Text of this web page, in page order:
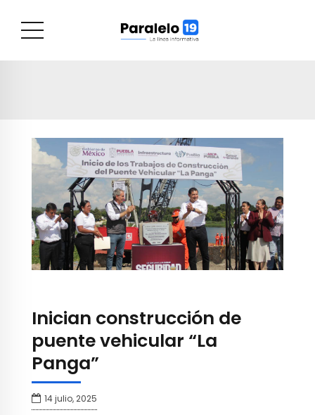
Inician construcción de
puente vehicular “La
Panga”
14 julio, 2025